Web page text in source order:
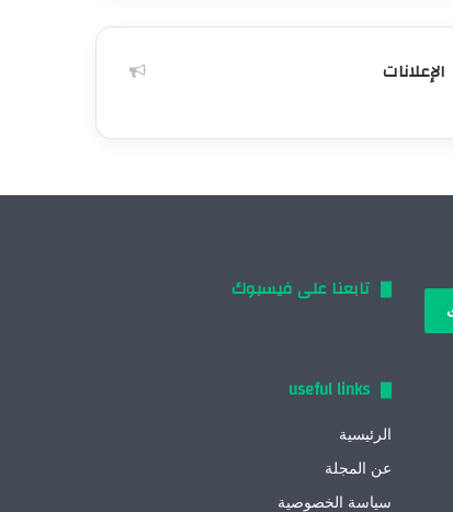
الإعلانات
تابعنا على فيسبوك
useful links
الرئيسية
عن المجلة
سياسة الخصوصية